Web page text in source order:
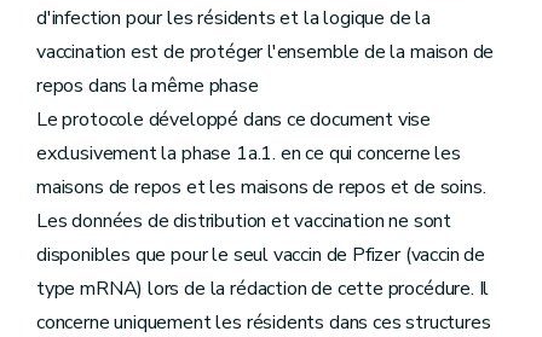
d'infection pour les résidents et la logique de la
vaccination est de protéger l'ensemble de la maison de
repos dans la même phase
Le protocole développé dans ce document vise
exclusivement la phase 1a.1. en ce qui concerne les
maisons de repos et les maisons de repos et de soins.
Les données de distribution et vaccination ne sont
disponibles que pour le seul vaccin de Pfizer (vaccin de
type mRNA) lors de la rédaction de cette procédure. Il
concerne uniquement les résidents dans ces structures